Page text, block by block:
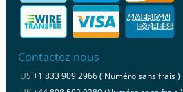
Contactez-nous
US +1 833 909 2966 ( Numéro sans frais )